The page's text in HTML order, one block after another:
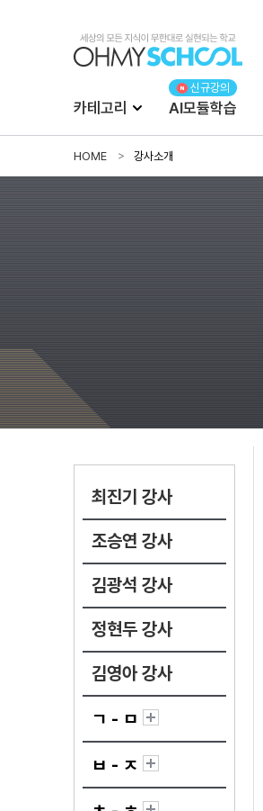
카테고리 AI모듈학습
HOME 강사소개
최진기 강사
조승연 강사
김광석 강사
정현두 강사
김영아 강사
ㄱ - ㅁ
ㅂ - ㅈ